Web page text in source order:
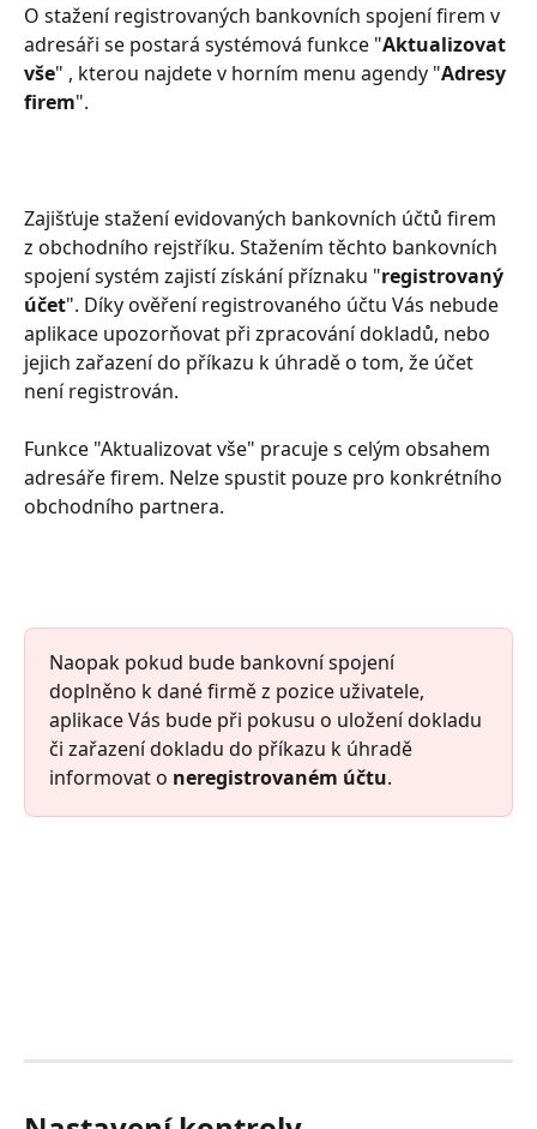
O stažení registrovaných bankovních spojení firem v
adresáři se postará systémová funkce "Aktualizovat
vše" , kterou najdete v horním menu agendy "Adresy
firem".
Zajišťuje stažení evidovaných bankovních účtů firem
z obchodního rejstříku. Stažením těchto bankovních
spojení systém zajistí získání příznaku "registrovaný
účet". Díky ověření registrovaného účtu Vás nebude
aplikace upozorňovat při zpracování dokladů, nebo
jejich zařazení do příkazu k úhradě o tom, že účet
není registrován.
Funkce "Aktualizovat vše" pracuje s celým obsahem
adresáře firem. Nelze spustit pouze pro konkrétního
obchodního partnera.
Naopak pokud bude bankovní spojení
doplněno k dané firmě z pozice uživatele,
aplikace Vás bude při pokusu o uložení dokladu
či zařazení dokladu do příkazu k úhradě
informovat o neregistrovaném účtu.